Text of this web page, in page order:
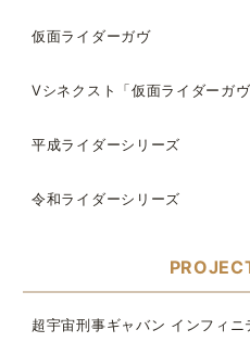
仮面ライダーガヴ
Vシネクスト「仮面ライダーガ
平成ライダーシリーズ
令和ライダーシリーズ
超宇宙刑事ギャバン インフィニ